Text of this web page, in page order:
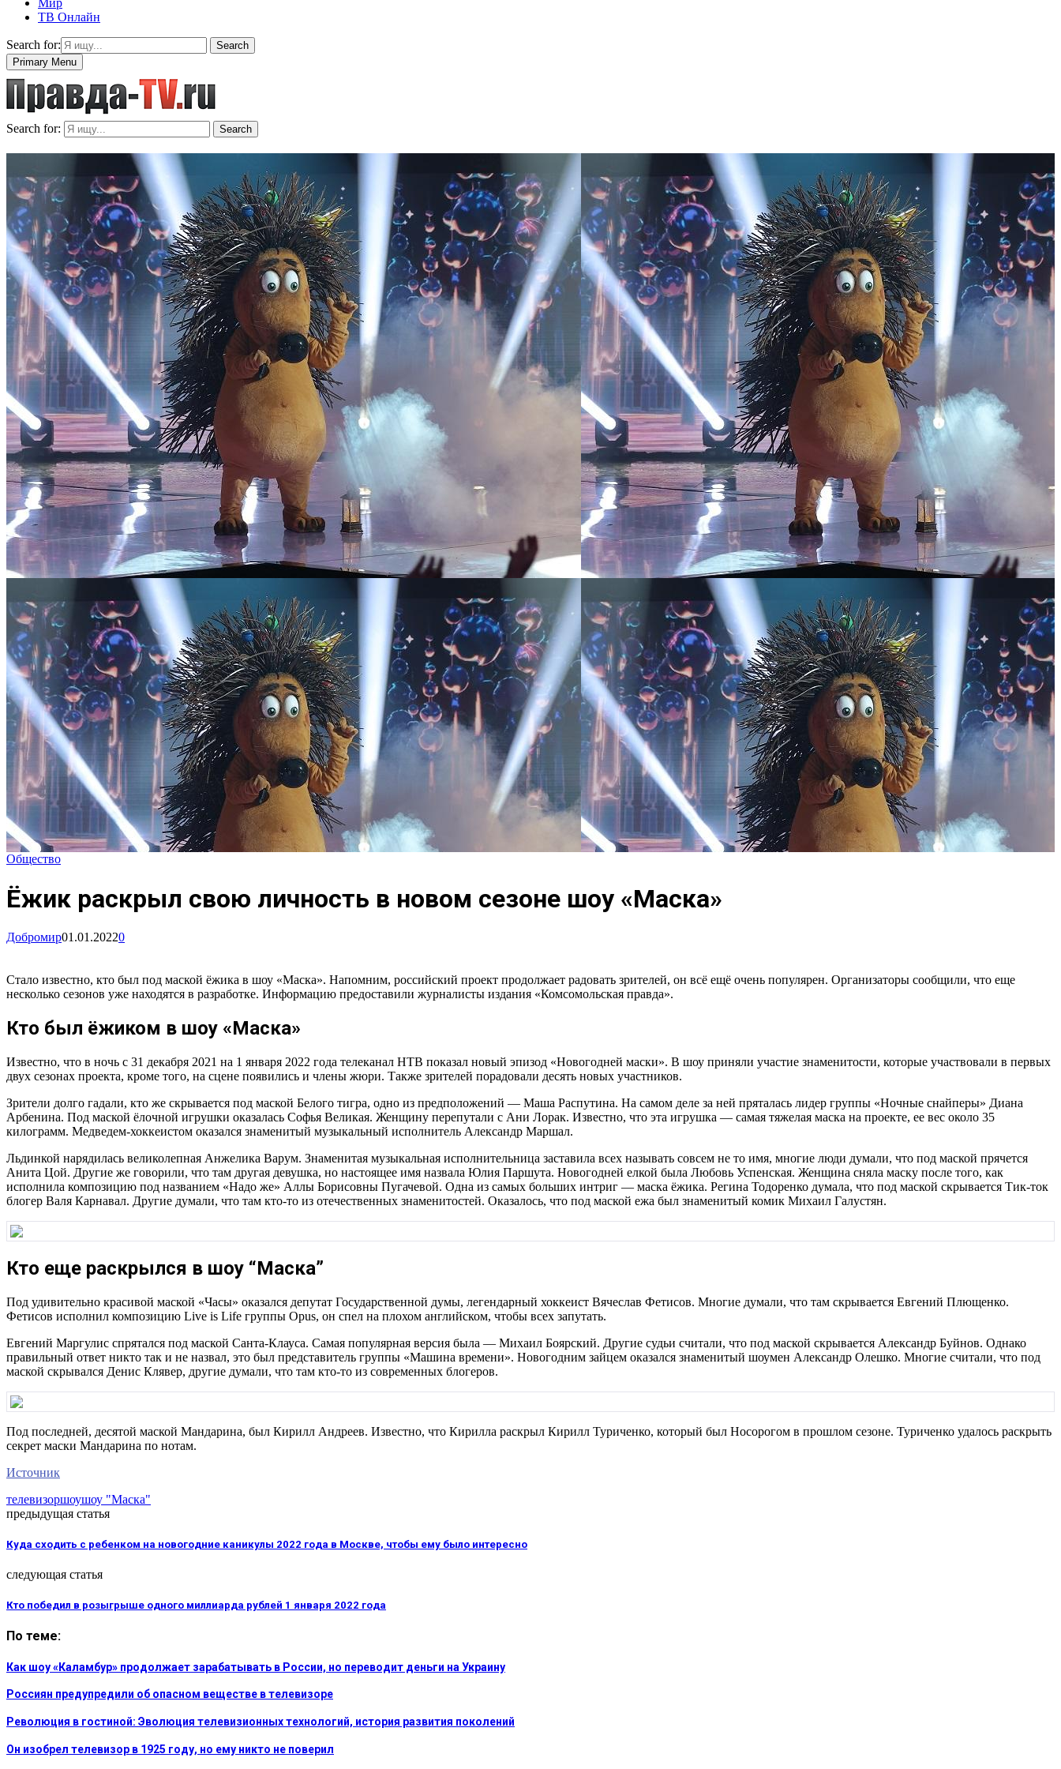
Мир
ТВ Онлайн
Search for:
Search
Primary Menu
Search for: Search
Общество
Ёжик раскрыл свою личность в новом сезоне шоу «Маска»
Добромир01.01.20220
Стало известно, кто был под маской ёжика в шоу «Маска». Напомним, российский проект продолжает радовать зрителей, он всё ещё очень популярен. Организаторы сообщили, что еще
несколько сезонов уже находятся в разработке. Информацию предоставили журналисты издания «Комсомольская правда».
Кто был ёжиком в шоу «Маска»
Известно, что в ночь с 31 декабря 2021 на 1 января 2022 года телеканал НТВ показал новый эпизод «Новогодней маски». В шоу приняли участие знаменитости, которые участвовали в первых
двух сезонах проекта, кроме того, на сцене появились и члены жюри. Также зрителей порадовали десять новых участников.
Зрители долго гадали, кто же скрывается под маской Белого тигра, одно из предположений — Маша Распутина. На самом деле за ней пряталась лидер группы «Ночные снайперы» Диана
Арбенина. Под маской ёлочной игрушки оказалась Софья Великая. Женщину перепутали с Ани Лорак. Известно, что эта игрушка — самая тяжелая маска на проекте, ее вес около 35
килограмм. Медведем-хоккеистом оказался знаменитый музыкальный исполнитель Александр Маршал.
Льдинкой нарядилась великолепная Анжелика Варум. Знаменитая музыкальная исполнительница заставила всех называть совсем не то имя, многие люди думали, что под маской прячется
Анита Цой. Другие же говорили, что там другая девушка, но настоящее имя назвала Юлия Паршута. Новогодней елкой была Любовь Успенская. Женщина сняла маску после того, как
исполнила композицию под названием «Надо же» Аллы Борисовны Пугачевой. Одна из самых больших интриг — маска ёжика. Регина Тодоренко думала, что под маской скрывается Тик-ток
блогер Валя Карнавал. Другие думали, что там кто-то из отечественных знаменитостей. Оказалось, что под маской ежа был знаменитый комик Михаил Галустян.
Кто еще раскрылся в шоу “Маска”
Под удивительно красивой маской «Часы» оказался депутат Государственной думы, легендарный хоккеист Вячеслав Фетисов. Многие думали, что там скрывается Евгений Плющенко.
Фетисов исполнил композицию Live is Life группы Opus, он спел на плохом английском, чтобы всех запутать.
Евгений Маргулис спрятался под маской Санта-Клауса. Самая популярная версия была — Михаил Боярский. Другие судьи считали, что под маской скрывается Александр Буйнов. Однако
правильный ответ никто так и не назвал, это был представитель группы «Машина времени». Новогодним зайцем оказался знаменитый шоумен Александр Олешко. Многие считали, что под
маской скрывался Денис Клявер, другие думали, что там кто-то из современных блогеров.
Под последней, десятой маской Мандарина, был Кирилл Андреев. Известно, что Кирилла раскрыл Кирилл Туриченко, который был Носорогом в прошлом сезоне. Туриченко удалось раскрыть
секрет маски Мандарина по нотам.
Источник
телевизоршоушоу "Маска"
предыдущая статья
Куда сходить с ребенком на новогодние каникулы 2022 года в Москве, чтобы ему было интересно
следующая статья
Кто победил в розыгрыше одного миллиарда рублей 1 января 2022 года
По теме:
Как шоу «Каламбур» продолжает зарабатывать в России, но переводит деньги на Украину
Россиян предупредили об опасном веществе в телевизоре
Революция в гостиной: Эволюция телевизионных технологий, история развития поколений
Он изобрел телевизор в 1925 году, но ему никто не поверил